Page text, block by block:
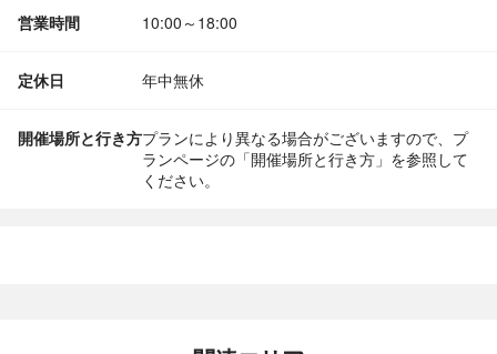
営業時間 10:00～18:00
定休日 年中無休
開催場所と行き方プランにより異なる場合がございますので、プ
ランページの「開催場所と行き方」を参照して
ください。